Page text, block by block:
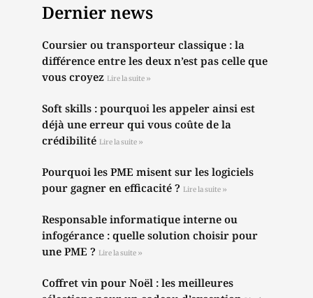
Dernier news
Coursier ou transporteur classique : la
différence entre les deux n’est pas celle que
vous croyez Lire la suite »
Soft skills : pourquoi les appeler ainsi est
déjà une erreur qui vous coûte de la
crédibilité Lire la suite »
Pourquoi les PME misent sur les logiciels
pour gagner en efficacité ? Lire la suite »
Responsable informatique interne ou
infogérance : quelle solution choisir pour
une PME ? Lire la suite »
Coffret vin pour Noël : les meilleures